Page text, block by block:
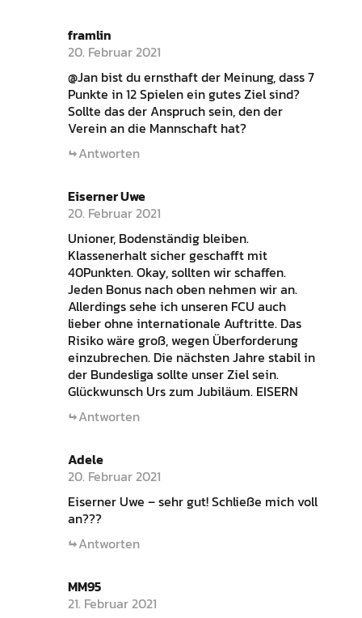
framlin
20. Februar 2021
@Jan bist du ernsthaft der Meinung, dass 7
Punkte in 12 Spielen ein gutes Ziel sind?
Sollte das der Anspruch sein, den der
Verein an die Mannschaft hat?
Antworten
Eiserner Uwe
20. Februar 2021
Unioner, Bodenständig bleiben.
Klassenerhalt sicher geschafft mit
40Punkten. Okay, sollten wir schaffen.
Jeden Bonus nach oben nehmen wir an.
Allerdings sehe ich unseren FCU auch
lieber ohne internationale Auftritte. Das
Risiko wäre groß, wegen Überforderung
einzubrechen. Die nächsten Jahre stabil in
der Bundesliga sollte unser Ziel sein.
Glückwunsch Urs zum Jubiläum. EISERN
Antworten
Adele
20. Februar 2021
Eiserner Uwe – sehr gut! Schließe mich voll
an???
Antworten
MM95
21. Februar 2021